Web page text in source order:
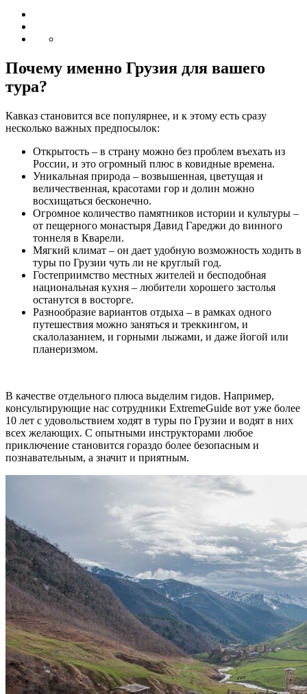
Почему именно Грузия для вашего
тура?
Кавказ становится все популярнее, и к этому есть сразу
несколько важных предпосылок:
Открытость – в страну можно без проблем въехать из
России, и это огромный плюс в ковидные времена.
Уникальная природа – возвышенная, цветущая и
величественная, красотами гор и долин можно
восхищаться бесконечно.
Огромное количество памятников истории и культуры –
от пещерного монастыря Давид Гареджи до винного
тоннеля в Кварели.
Мягкий климат – он дает удобную возможность ходить в
туры по Грузии чуть ли не круглый год.
Гостеприимство местных жителей и бесподобная
национальная кухня – любители хорошего застолья
останутся в восторге.
Разнообразие вариантов отдыха – в рамках одного
путешествия можно заняться и треккингом, и
скалолазанием, и горными лыжами, и даже йогой или
планеризмом.
В качестве отдельного плюса выделим гидов. Например,
консультирующие нас сотрудники ExtremeGuide вот уже более
10 лет с удовольствием ходят в туры по Грузии и водят в них
всех желающих. С опытными инструкторами любое
приключение становится гораздо более безопасным и
познавательным, а значит и приятным.